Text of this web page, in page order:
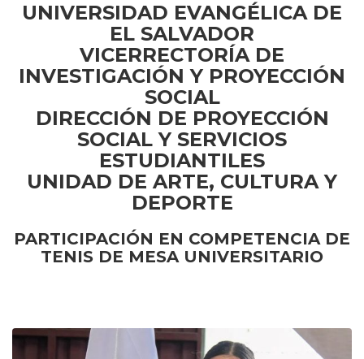
UNIVERSIDAD EVANGÉLICA DE
EL SALVADOR
VICERRECTORÍA DE
INVESTIGACIÓN Y PROYECCIÓN
SOCIAL
DIRECCIÓN DE PROYECCIÓN
SOCIAL Y SERVICIOS
ESTUDIANTILES
UNIDAD DE ARTE, CULTURA Y
DEPORTE
PARTICIPACIÓN EN COMPETENCIA DE
TENIS DE MESA UNIVERSITARIO